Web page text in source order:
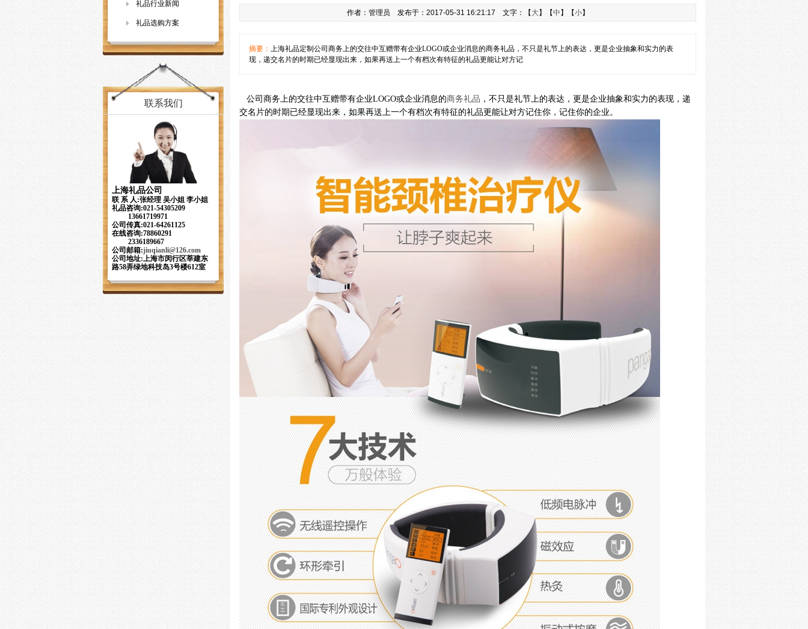
礼品行业新闻
礼品选购方案
联系我们
上海礼品公司
联 系 人:张经理 吴小姐 李小姐
礼品咨询:021-54305209
13661719971
公司传真:021-64261125
在线咨询:78860291
2336189667
公司邮箱:jiuqianli@126.com
公司地址:上海市闵行区莘建东
路58弄绿地科技岛3号楼612室
作者：管理员 发布于：2017-05-31 16:21:17 文字：【 大】【中 】【小】
摘要： 上海礼品定制公司商务上的交往中互赠带有企业LOGO或企业消息的商务礼品，不只是礼节上的表达，更是企业抽象和实力的表
现，递交名片的时期已经显现出来，如果再送上一个有档次有特征的礼品更能让对方记
公司商务上的交往中互赠带有企业LOGO或企业消息的商务礼品 ，不只是礼节上的表达，更是企业抽象和实力的表现，递
交名片的时期已经显现出来，如果再送上一个有档次有特征的礼品更能让对方记住你，记住你的企业。